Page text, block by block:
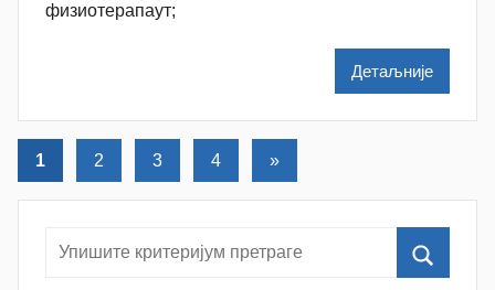
e
v
физиотерапаут;
Детаљније
Кретање
чланака
1 2 3 4
Следећи
»